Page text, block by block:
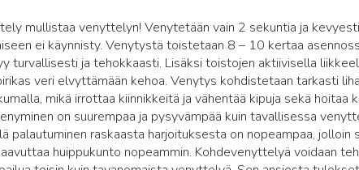
mullistaa venyttelyn! Venytetään vain 2 sekuntia ja
ei käynnisty. Venytystä toistetaan 8 – 10 kertaa
turvallisesti ja tehokkaasti. Lisäksi toistojen aktiivisella
veri elvyttämään kehoa. Venytys kohdistetaan tarkasti
mikä irrottaa kiinnikkeitä ja vähentää kipuja sekä hoitaa
on suurempaa ja pysyvämpää kuin tavallisessa
palautuminen raskaasta harjoituksesta on nopeampaa, jolloin
huippukunto nopeammin. Kohdevenyttelyä voidaan